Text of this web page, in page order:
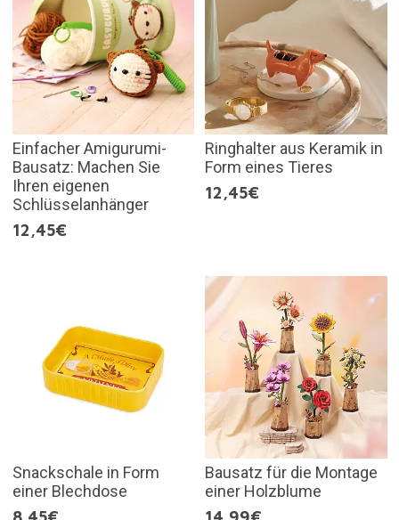
Einfacher Amigurumi-
Bausatz: Machen Sie
Ihren eigenen
Schlüsselanhänger
12,45€
Ringhalter aus Keramik in
Form eines Tieres
12,45€
Snackschale in Form
einer Blechdose
Bausatz für die Montage
einer Holzblume